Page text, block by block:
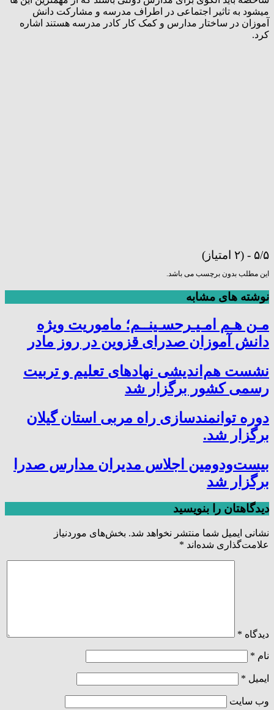
میشود به تاثیر اجتماعی در اطراف مدرسه و مشارکت دانش
آموزان در ساختار مدارس و کمک کار کادر مدرسه هستند اشاره
کرد.
۵/۵ - (۲ امتیاز)
این مطلب بدون برچسب می باشد.
نوشته های مشابه
مـن هـم امـیـرحسـینــم؛ ماموریت ویژه
دانش آموزان صدرای قزوین در روز مادر
نشست هم‌اندیشی نهادهای تعلیم و تربیت
رسمی کشور برگزار شد
دوره توانمندسازی راه مربی استان گیلان
برگزار شد.
بیست‌ودومین اجلاس مدیران مدارس صدرا
برگزار شد
دیدگاهتان را بنویسید
نشانی ایمیل شما منتشر نخواهد شد. بخش‌های موردنیاز
علامت‌گذاری شده‌اند *
دیدگاه *
نام *
ایمیل *
وب‌ سایت